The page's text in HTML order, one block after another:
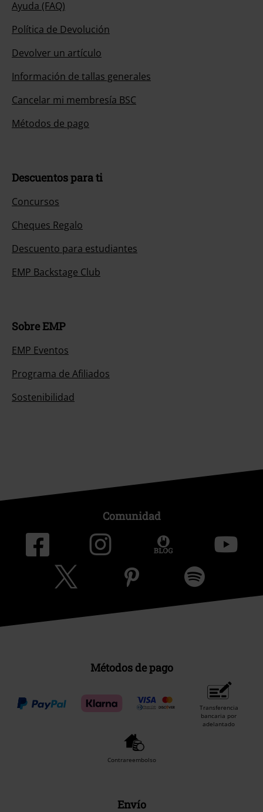
Ayuda (FAQ)
Política de Devolución
Devolver un artículo
Información de tallas generales
Cancelar mi membresía BSC
Métodos de pago
Descuentos para ti
Concursos
Cheques Regalo
Descuento para estudiantes
EMP Backstage Club
Sobre EMP
EMP Eventos
Programa de Afiliados
Sostenibilidad
Comunidad
Métodos de pago
Transferencia
bancaria por
adelantado
Contrareembolso
Envío